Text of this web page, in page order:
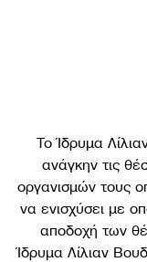
Το Ίδρυμα
ανάγκην τις
οργανισμών τους
να ενισχύσει με
αποδοχή των
Ίδρυμα Λίλιαν